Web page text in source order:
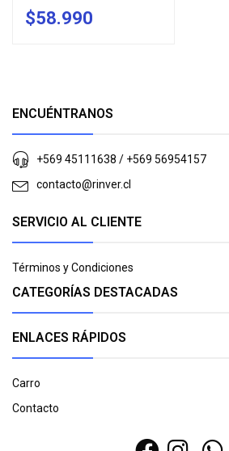
$58.990
ENCUÉNTRANOS
+569 45111638 / +569 56954157
contacto@rinver.cl
SERVICIO AL CLIENTE
Términos y Condiciones
CATEGORÍAS DESTACADAS
ENLACES RÁPIDOS
Carro
Contacto